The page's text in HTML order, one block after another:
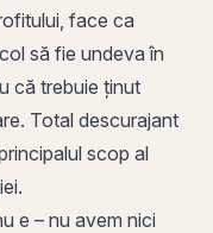
face ca
să fie undeva în
că trebuie ținut
Total descurajant
scop al
e – nu avem nici